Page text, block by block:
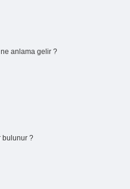
anlama gelir ?
bulunur ?